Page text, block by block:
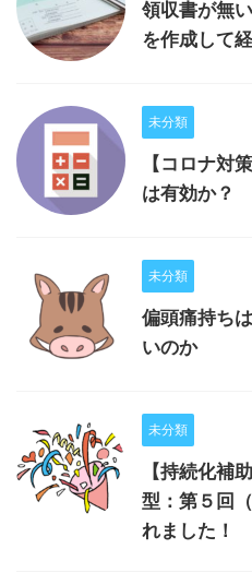
領収書が無
を作成して
未分類
【コロナ対
は有効か？
未分類
偏頭痛持ち
いのか
未分類
【持続化補
型：第５回
れました！